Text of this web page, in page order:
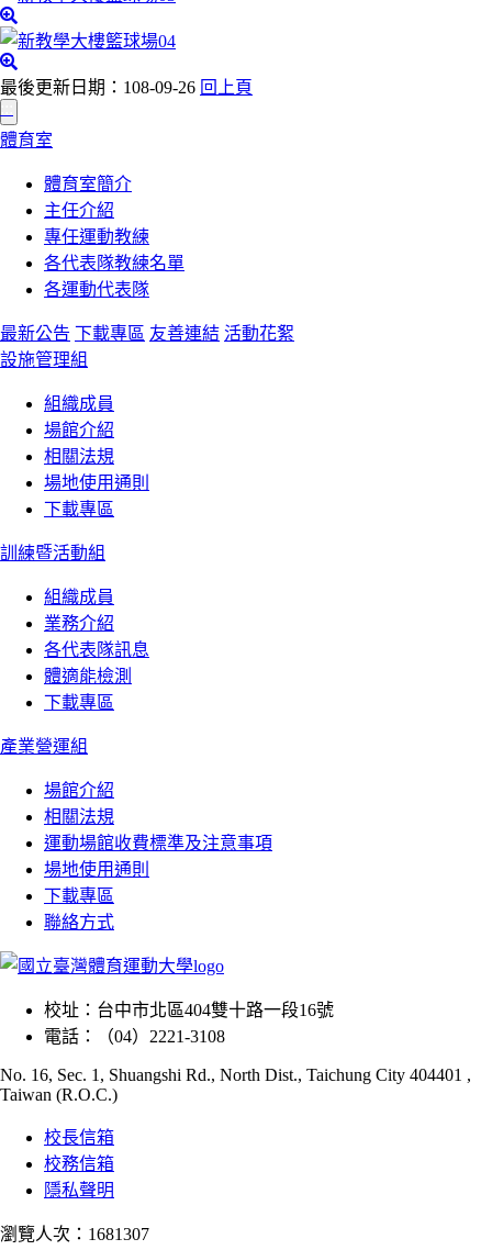
最後更新日期：108-09-26 回上頁
:::
體育室
體育室簡介
主任介紹
專任運動教練
各代表隊教練名單
各運動代表隊
最新公告 下載專區 友善連結 活動花絮
設施管理組
組織成員
場館介紹
相關法規
場地使用通則
下載專區
訓練暨活動組
組織成員
業務介紹
各代表隊訊息
體適能檢測
下載專區
產業營運組
場館介紹
相關法規
運動場館收費標準及注意事項
場地使用通則
下載專區
聯絡方式
校址： 台中市北區404雙十路一段16號
電話：
（04）2221-3108
No. 16, Sec. 1, Shuangshi Rd., North Dist., Taichung City 404401 ,
Taiwan (R.O.C.)
校長信箱
校務信箱
隱私聲明
瀏覽人次：1681307